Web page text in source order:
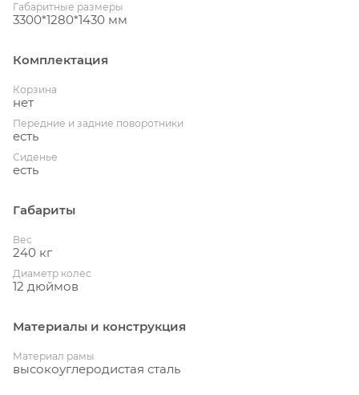
Габаритные размеры
3300*1280*1430 мм
Комплектация
Корзина
нет
Передние и задние поворотники
есть
Сиденье
есть
Габариты
Вес
240 кг
Диаметр колес
12 дюймов
Материалы и конструкция
Материал рамы
высокоуглеродистая сталь